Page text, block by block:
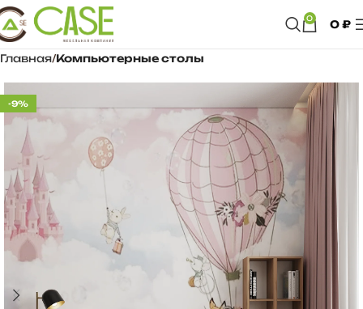
0 0₽
Главная Компьютерные столы
-9%